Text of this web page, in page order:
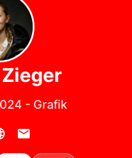
Zieger
- Grafik